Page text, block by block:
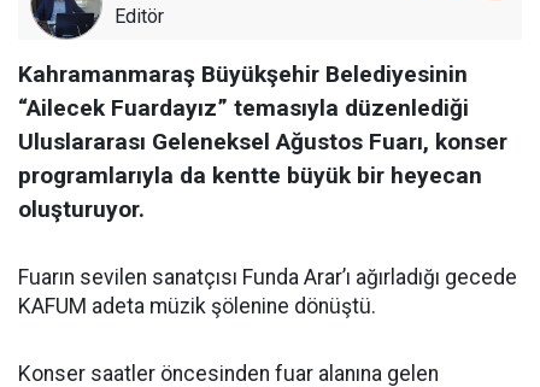
Editör
Kahramanmaraş Büyükşehir Belediyesinin
“Ailecek Fuardayız” temasıyla düzenlediği
Uluslararası Geleneksel Ağustos Fuarı, konser
programlarıyla da kentte büyük bir heyecan
oluşturuyor.
Fuarın sevilen sanatçısı Funda Arar’ı ağırladığı gecede
KAFUM adeta müzik şölenine dönüştü.
Konser saatler öncesinden fuar alanına gelen